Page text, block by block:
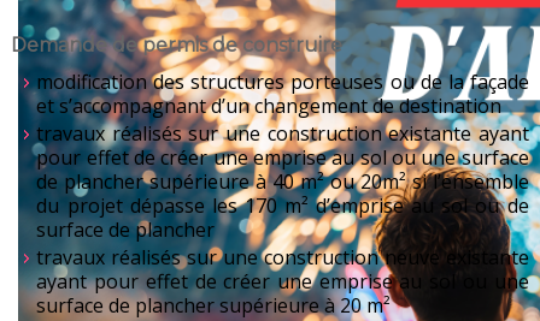
Demande de permis de construire
modification des structures porteuses ou de la façade
et s’accompagnant d’un changement de destination
travaux réalisés sur une construction existante ayant
pour effet de créer une emprise au sol ou une surface
de plancher supérieure à 40 m² ou 20m² si l’ensemble
du projet dépasse les 170 m² d’emprise au sol ou de
surface de plancher
travaux réalisés sur une construction neuve existante
ayant pour effet de créer une emprise au sol ou une
surface de plancher supérieure à 20 m²